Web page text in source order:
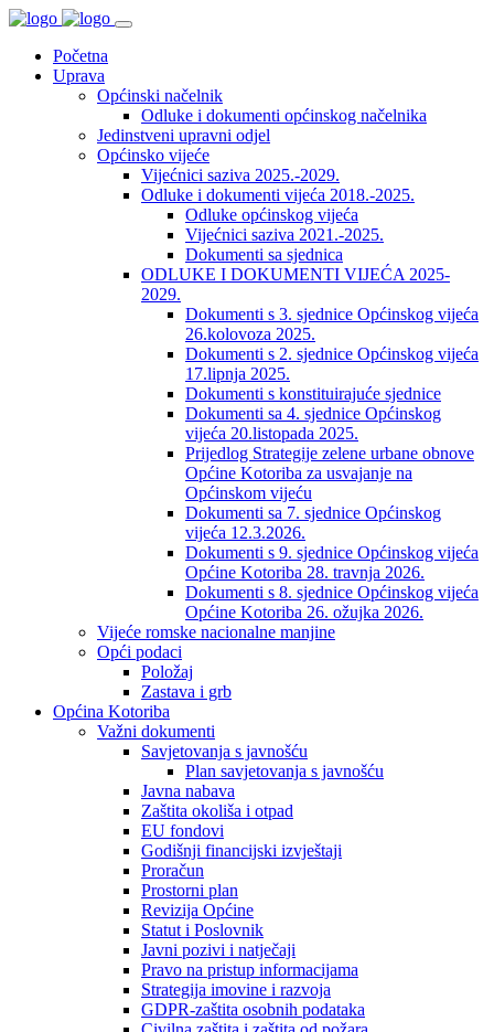
Početna
Uprava
Općinski načelnik
Odluke i dokumenti općinskog načelnika
Jedinstveni upravni odjel
Općinsko vijeće
Vijećnici saziva 2025.-2029.
Odluke i dokumenti vijeća 2018.-2025.
Odluke općinskog vijeća
Vijećnici saziva 2021.-2025.
Dokumenti sa sjednica
ODLUKE I DOKUMENTI VIJEĆA 2025-
2029.
Dokumenti s 3. sjednice Općinskog vijeća
26.kolovoza 2025.
Dokumenti s 2. sjednice Općinskog vijeća
17.lipnja 2025.
Dokumenti s konstituirajuće sjednice
Dokumenti sa 4. sjednice Općinskog
vijeća 20.listopada 2025.
Prijedlog Strategije zelene urbane obnove
Općine Kotoriba za usvajanje na
Općinskom vijeću
Dokumenti sa 7. sjednice Općinskog
vijeća 12.3.2026.
Dokumenti s 9. sjednice Općinskog vijeća
Općine Kotoriba 28. travnja 2026.
Dokumenti s 8. sjednice Općinskog vijeća
Općine Kotoriba 26. ožujka 2026.
Vijeće romske nacionalne manjine
Opći podaci
Položaj
Zastava i grb
Općina Kotoriba
Važni dokumenti
Savjetovanja s javnošću
Plan savjetovanja s javnošću
Javna nabava
Zaštita okoliša i otpad
EU fondovi
Godišnji financijski izvještaji
Proračun
Prostorni plan
Revizija Općine
Statut i Poslovnik
Javni pozivi i natječaji
Pravo na pristup informacijama
Strategija imovine i razvoja
GDPR-zaštita osobnih podataka